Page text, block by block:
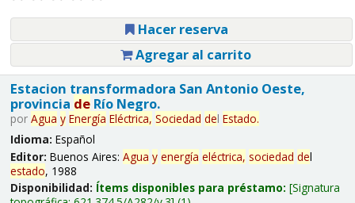
Hacer reserva
Agregar al carrito
Estacion transformadora San Antonio Oeste,
provincia deRío Negro.
por Agua y Energía Eléctrica, Sociedad del Estado.
Idioma: Español
Editor: Buenos Aires: Agua y energía eléctrica, sociedad del
estado, 1988
Disponibilidad: Ítems disponibles para préstamo: Signatura